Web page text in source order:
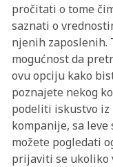
pročitati o tome
saznati o
njenih zaposlenih.
mogućnost da
ovu opciju kako
poznajete nekog
podeliti iskustvo iz
kompanije, sa leve
možete pogledati
prijaviti se ukoliko